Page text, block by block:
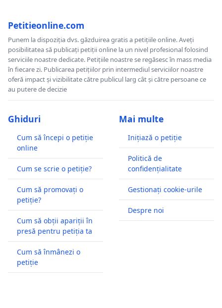
Petitieonline.com
Punem la dispoziția dvs. găzduirea gratis a petițiile online. Aveți
posibilitatea să publicați petiții online la un nivel profesional folosind
serviciile noastre dedicate. Petițiile noastre se regăsesc în mass media
în fiecare zi. Publicarea petițiilor prin intermediul serviciilor noastre
oferă impact și vizibilitate către publicul larg cât și către persoane ce
au putere de decizie
Ghiduri
Cum să începi o petiție
online
Cum se scrie o petiție?
Cum să promovați o
petiție?
Cum să obții apariții în
presă pentru petiția ta
Cum să înmânezi o
petiție
Mai multe
Inițiază o petiție
Politică de
confidențialitate
Gestionați cookie-urile
Despre noi